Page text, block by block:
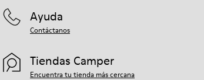
Ayuda
Contáctanos
Tiendas Camper
Encuentra tu tienda más cercana